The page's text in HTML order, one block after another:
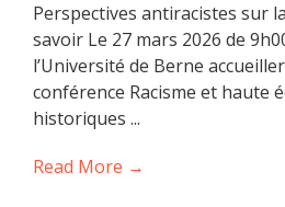
Perspectives antiracistes sur
savoir Le 27 mars 2026 de
l’Université de Berne
conférence Racisme et haute
historiques ...
Read More →